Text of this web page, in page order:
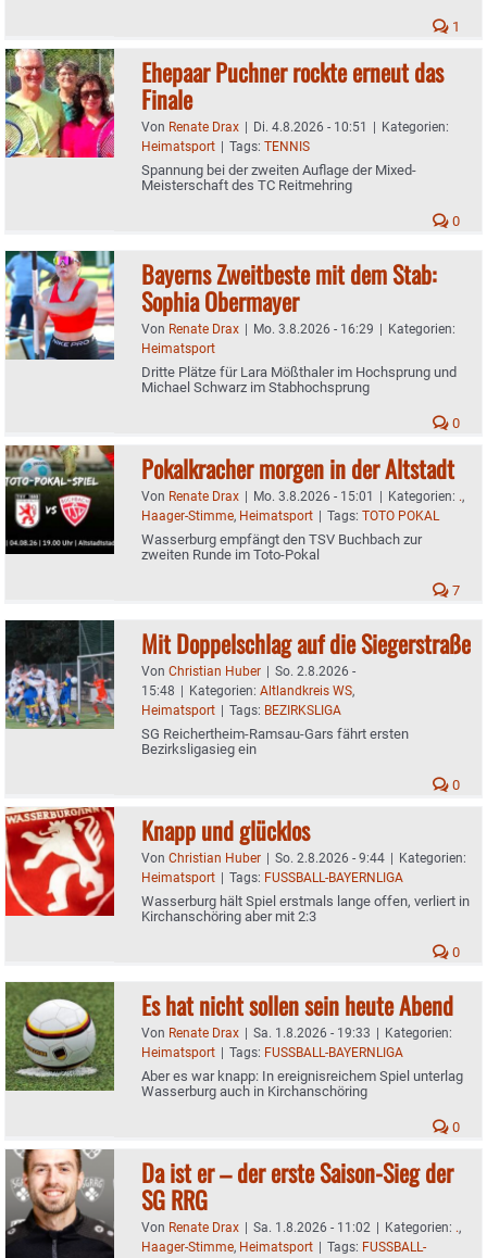
1
Ehepaar Puchner rockte erneut das
Finale
Von Renate Drax | Di. 4.8.2026 - 10:51 | Kategorien:
Heimatsport | Tags: TENNIS
Spannung bei der zweiten Auflage der Mixed-
Meisterschaft des TC Reitmehring
0
Bayerns Zweitbeste mit dem Stab:
Sophia Obermayer
Von Renate Drax | Mo. 3.8.2026 - 16:29 | Kategorien:
Heimatsport
Dritte Plätze für Lara Mößthaler im Hochsprung und
Michael Schwarz im Stabhochsprung
0
Pokalkracher morgen in der Altstadt
Von Renate Drax | Mo. 3.8.2026 - 15:01 | Kategorien: .,
Haager-Stimme, Heimatsport | Tags: TOTO POKAL
Wasserburg empfängt den TSV Buchbach zur
zweiten Runde im Toto-Pokal
7
Mit Doppelschlag auf die Siegerstraße
Von Christian Huber | So. 2.8.2026 -
15:48 | Kategorien: Altlandkreis WS,
Heimatsport | Tags: BEZIRKSLIGA
SG Reichertheim-Ramsau-Gars fährt ersten
Bezirksligasieg ein
0
Knapp und glücklos
Von Christian Huber | So. 2.8.2026 - 9:44 | Kategorien:
Heimatsport | Tags: FUSSBALL-BAYERNLIGA
Wasserburg hält Spiel erstmals lange offen, verliert in
Kirchanschöring aber mit 2:3
0
Es hat nicht sollen sein heute Abend
Von Renate Drax | Sa. 1.8.2026 - 19:33 | Kategorien:
Heimatsport | Tags: FUSSBALL-BAYERNLIGA
Aber es war knapp: In ereignisreichem Spiel unterlag
Wasserburg auch in Kirchanschöring
0
Da ist er – der erste Saison-Sieg der
SG RRG
Von Renate Drax | Sa. 1.8.2026 - 11:02 | Kategorien: .,
Haager-Stimme, Heimatsport | Tags: FUSSBALL-